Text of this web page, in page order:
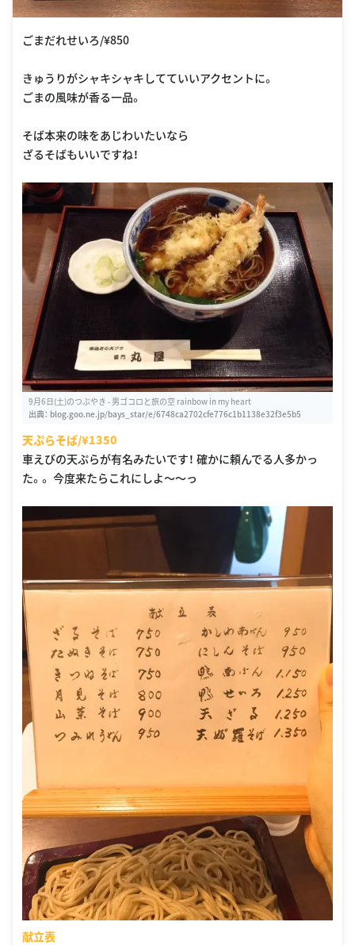
ごまだれせいろ/¥850
きゅうりがシャキシャキしてていいアクセントに。
ごまの風味が香る一品。
そば本来の味をあじわいたいなら
ざるそばもいいですね！
9月6日(土)のつぶやき - 男ゴコロと旅の空 rainbow in my heart
出典： blog.goo.ne.jp/bays_star/e/6748ca2702cfe776c1b1138e32f3e5b5
天ぷらそば/¥1350
車えびの天ぷらが有名みたいです！ 確かに頼んでる人多かっ
た。。 今度来たらこれにしよ〜〜っ
献立表